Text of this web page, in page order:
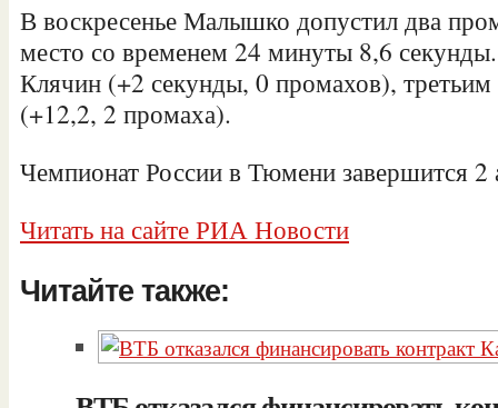
В воскресенье Малышко допустил два
место со временем 24 минуты 8,6
Клячин (+2 секунды, 0 промахов),
(+12,2, 2 промаха).
Чемпионат России в Тюмени завершится 2
Читать на сайте РИА Новости
Читайте также: